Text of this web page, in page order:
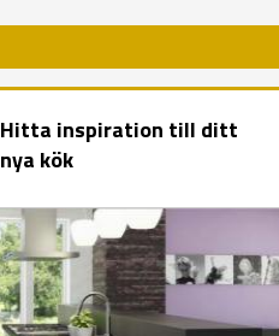
Hitta inspiration till ditt
nya kök